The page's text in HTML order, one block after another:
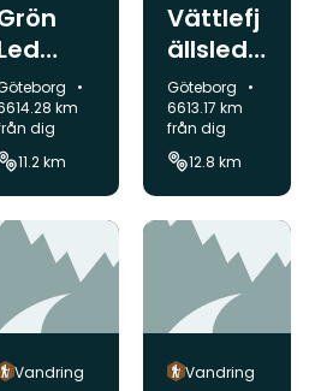
äll
km
dig
11.2 km
Vättlefj
ällslede
n
Kommun:
Göteborg
6613.17 km
från dig
12.8 km
Vandring Vandring